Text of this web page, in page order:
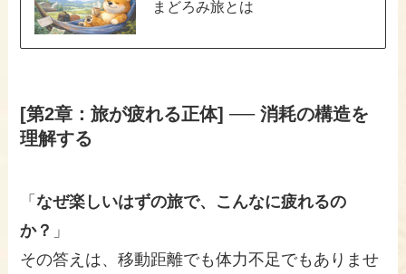
まどろみ旅とは
[第2章：旅が疲れる正体] ── 消耗の構造を
理解する
「なぜ楽しいはずの旅で、こんなに疲れるの
か？ 」
その答えは、移動距離でも体力不足でもありませ